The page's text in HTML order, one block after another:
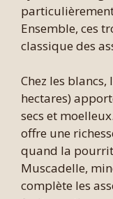
Ensemble, ces
classique des
Chez les
hectares)
secs et
offre une
quand la
Muscadelle,
complète les